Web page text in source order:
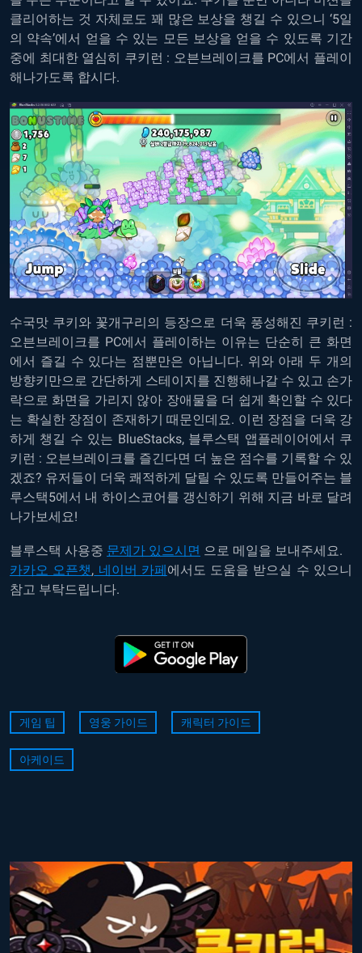
클리어하는 것 자체로도 꽤 많은 보상을 챙길 수 있으니 ‘5일
의 약속’에서 얻을 수 있는 모든 보상을 얻을 수 있도록 기간
중에 최대한 열심히 쿠키런 : 오븐브레이크를 PC에서 플레이
해나가도록 합시다.
수국맛 쿠키와 꽃개구리의 등장으로 더욱 풍성해진 쿠키런 :
오븐브레이크를 PC에서 플레이하는 이유는 단순히 큰 화면
에서 즐길 수 있다는 점뿐만은 아닙니다. 위와 아래 두 개의
방향키만으로 간단하게 스테이지를 진행해나갈 수 있고 손가
락으로 화면을 가리지 않아 장애물을 더 쉽게 확인할 수 있다
는 확실한 장점이 존재하기 때문인데요. 이런 장점을 더욱 강
하게 챙길 수 있는 BlueStacks, 블루스택 앱플레이어에서 쿠
키런 : 오븐브레이크를 즐긴다면 더 높은 점수를 기록할 수 있
겠죠? 유저들이 더욱 쾌적하게 달릴 수 있도록 만들어주는 블
루스택5에서 내 하이스코어를 갱신하기 위해 지금 바로 달려
나가보세요!
블루스택 사용중 문제가 있으시면 으로 메일을 보내주세요.
카카오 오픈챗, 네이버 카페에서도 도움을 받으실 수 있으니
참고 부탁드립니다.
게임 팁 영웅 가이드 캐릭터 가이드
아케이드